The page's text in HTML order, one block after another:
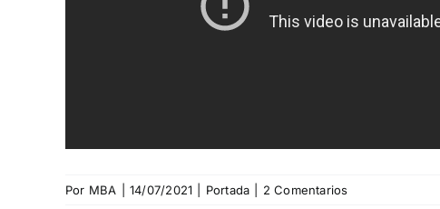
Por MBA 14/07/2021 Portada 2 Comentarios